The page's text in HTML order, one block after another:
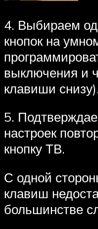
4. Выбираем
кнопок на
выключения и
клавиши
5.
настроек
кнопку ТВ.
С одной
клавиш
большинстве